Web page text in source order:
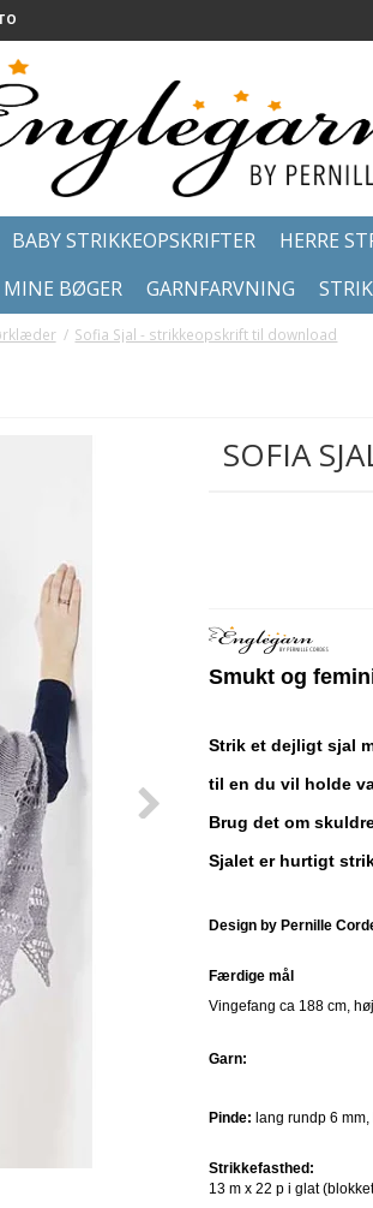
BABY STRIKKEOPSKRIFTER HERRE
MINE BØGER GARNFARVNING
/ Sofia Sjal - strikkeopskrift til download
SOFIA
Smukt og
Strik et dejligt sjal
til en du vil holde
Brug det om
Sjalet er hurtigt
Design by Pernille
Færdige mål
Vingefang ca 188 cm,
Garn:
Pinde: lang rundp 6
Strikkefasthed:
13 m x 22 p i glat